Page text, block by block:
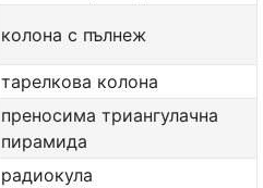
колона с пълнеж
тарелкова колона
преносима триангулачна
пирамида
радиокула